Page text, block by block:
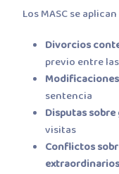
Los MASC se aplican
Divorcios
previo entre
sentencia
Disputas
visitas
Conflictos
extraordinarios